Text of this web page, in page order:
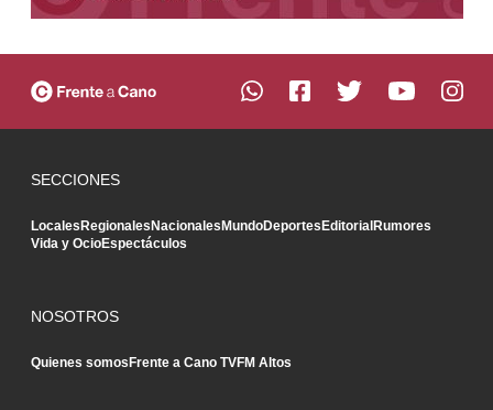
SECCIONES
LocalesRegionalesNacionalesMundoDeportesEditorialRumores
Vida y OcioEspectáculos
NOSOTROS
Quienes somosFrente a Cano TVFM Altos